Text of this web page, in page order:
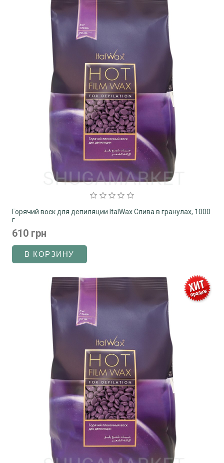
Горячий воск для депиляции ItalWax Слива в гранулах, 1000
г
610 грн